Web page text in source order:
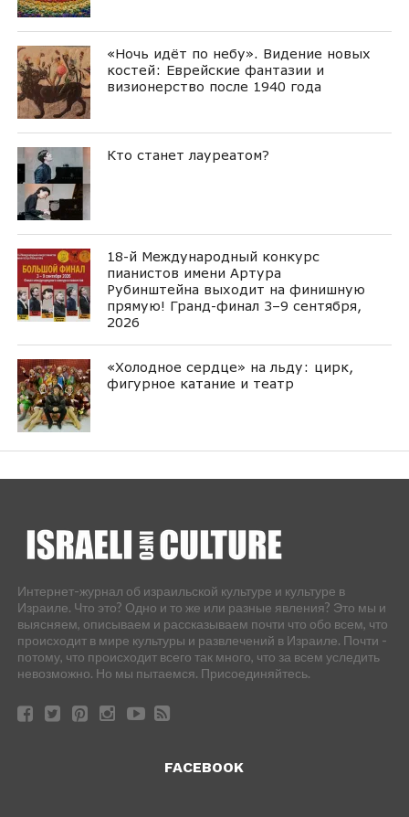
«Ночь идёт по небу». Видение новых
костей: Еврейские фантазии и
визионерство после 1940 года
Кто станет лауреатом?
18-й Международный конкурс
пианистов имени Артура
Рубинштейна выходит на финишную
прямую! Гранд-финал 3–9 сентября,
2026
«Холодное сердце» на льду: цирк,
фигурное катание и театр
Интернет-журнал об израильской культуре и культуре в
Израиле. Что это? Одно и то же или разные явления? Это мы и
выясняем, описываем и рассказываем почти что обо всем, что
происходит в мире культуры и развлечений в Израиле. Почти -
потому, что происходит всего так много, что за всем уследить
невозможно. Но мы пытаемся. Присоединяйтесь.
FACEBOOK